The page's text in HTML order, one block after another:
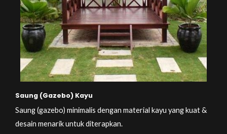
Saung (Gazebo) Kayu
Saung (gazebo) minimalis dengan material kayu yang kuat &
desain menarik untuk diterapkan.